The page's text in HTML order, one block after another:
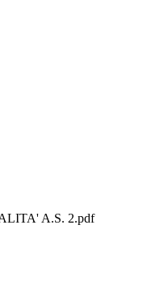
A.S. 2.pdf